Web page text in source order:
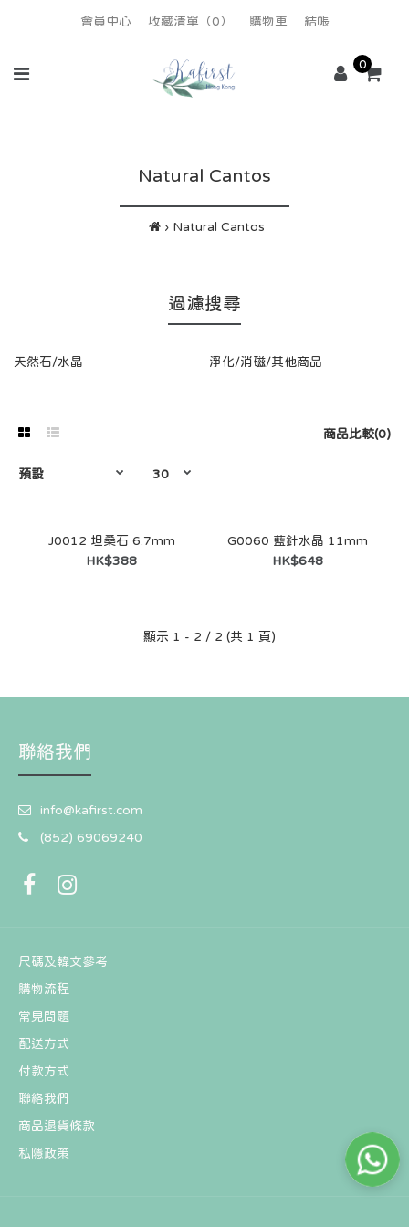
會員中心 收藏清單（0） 購物車 結帳
0
Natural Cantos
Natural Cantos
過濾搜尋
天然石/水晶 淨化/消磁/其他商品
商品比較(0)
J0012 坦桑石 6.7mm
HK$388
G0060 藍針水晶 11mm
HK$648
顯示 1 - 2 / 2 (共 1 頁)
聯絡我們
info@kafirst.com
(852) 69069240
尺碼及韓文參考
購物流程
常見問題
配送方式
付款方式
聯絡我們
商品退貨條款
私隱政策